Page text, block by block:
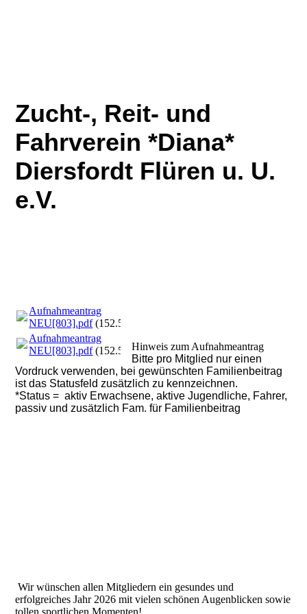
Zucht-, Reit- und
Fahrverein *Diana*
Diersfordt Flüren u. U.
e.V.
Aufnahmeantrag
NEU[803].pdf(152.59KB)
Aufnahmeantrag
NEU[803].pdf(152.59KB)Hinweis zum Aufnahmeantrag
Bitte pro Mitglied nur einen
Vordruck verwenden, bei gewünschten Familienbeitrag
ist das Statusfeld zusätzlich zu kennzeichnen.
*Status = aktiv Erwachsene, aktive Jugendliche, Fahrer,
passiv und zusätzlich Fam. für Familienbeitrag
Wir wünschen allen Mitgliedern ein gesundes und
erfolgreiches Jahr 2026 mit vielen schönen Augenblicken sowie